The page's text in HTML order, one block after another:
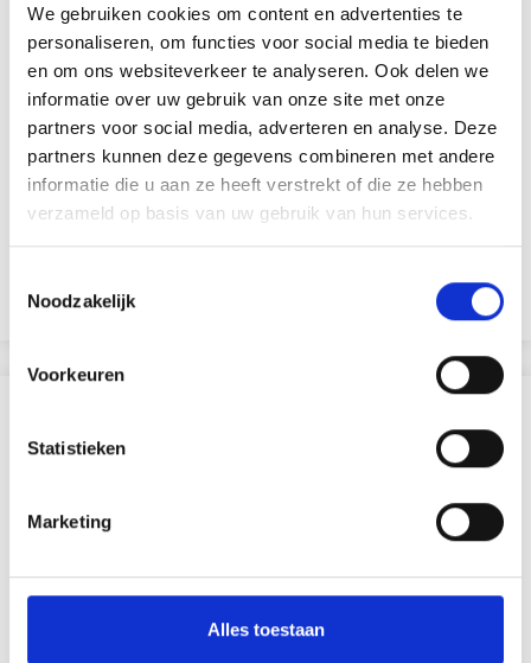
We gebruiken cookies om content en advertenties te
personaliseren, om functies voor social media te bieden
en om ons websiteverkeer te analyseren. Ook delen we
informatie over uw gebruik van onze site met onze
partners voor social media, adverteren en analyse. Deze
partners kunnen deze gegevens combineren met andere
informatie die u aan ze heeft verstrekt of die ze hebben
verzameld op basis van uw gebruik van hun services.
Noodzakelijk
Voorkeuren
Statistieken
Marketing
Alles toestaan
PENNENHOUDER 9,5X7,5 CM
Voeg toe aan winkelwagen